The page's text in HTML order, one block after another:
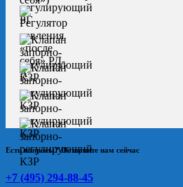
Есть вопросы? Позвоните нам сейчас
+7 (495) 294-88-45